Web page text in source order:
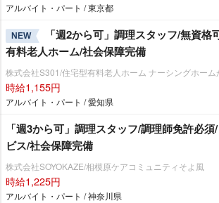
アルバイト・パート / 東京都
NEW
「週2から可」調理スタッフ/無資格
有料老人ホーム/社会保障完備
株式会社S301/住宅型有料老人ホーム ナーシングホー
時給1,155円
アルバイト・パート / 愛知県
「週3から可」調理スタッフ/調理師免許必
ビス/社会保障完備
株式会社SOYOKAZE/相模原ケアコミュニティそよ風
時給1,225円
アルバイト・パート / 神奈川県